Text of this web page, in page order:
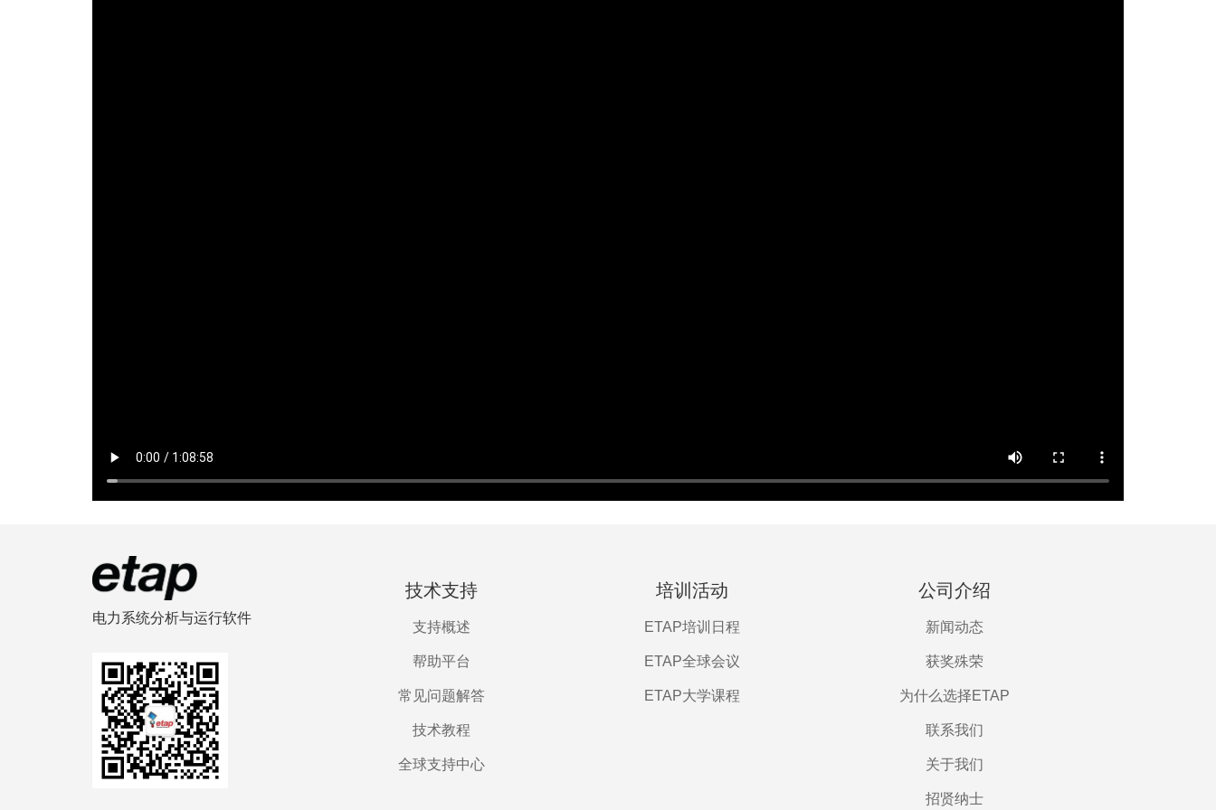
电力系统分析与运行软件
技术支持
支持概述
帮助平台
常见问题解答
技术教程
全球支持中心
培训活动
ETAP培训日程
ETAP全球会议
ETAP大学课程
公司介绍
新闻动态
获奖殊荣
为什么选择ETAP
联系我们
关于我们
招贤纳士